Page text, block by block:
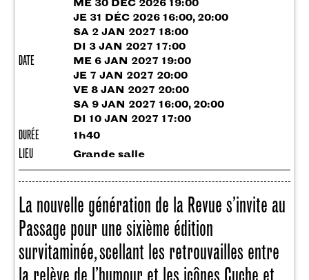
DATE
ME 30 DÉC 2026 19:00
JE 31 DÉC 2026 16:00, 20:00
SA 2 JAN 2027 18:00
DI 3 JAN 2027 17:00
ME 6 JAN 2027 19:00
JE 7 JAN 2027 20:00
VE 8 JAN 2027 20:00
SA 9 JAN 2027 16:00, 20:00
DI 10 JAN 2027 17:00
DURÉE 1h40
LIEU Grande salle
La nouvelle génération de la Revue s’invite au
Passage pour une sixième édition
survitaminée, scellant les retrouvailles entre